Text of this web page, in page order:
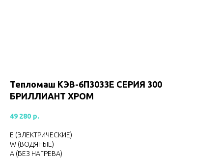
Тепломаш КЭВ-6П3033Е СЕРИЯ 300
БРИЛЛИАНТ ХРОМ
49 280 р.
Е (ЭЛЕКТРИЧЕСКИЕ)
W (ВОДЯНЫЕ)
А (БЕЗ НАГРЕВА)